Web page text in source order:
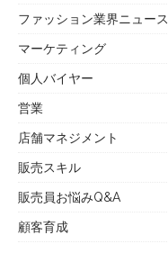
ファッション業界ニュース
マーケティング
個人バイヤー
営業
店舗マネジメント
販売スキル
販売員お悩みQ&A
顧客育成